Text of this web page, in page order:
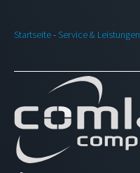
Startseite- Service & Leistungen